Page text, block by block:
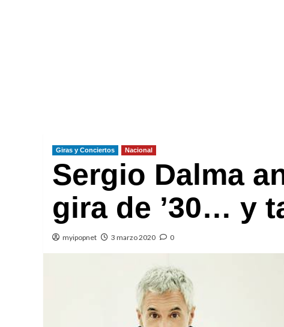
Giras y Conciertos Nacional
Sergio Dalma
gira de ’30… y
myipopnet 3 marzo 2020 0